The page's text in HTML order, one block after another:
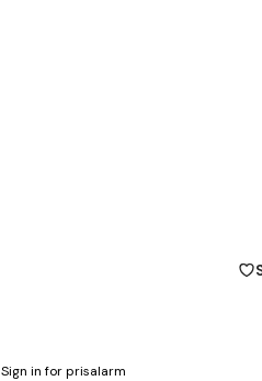
Sign in for prisalarm